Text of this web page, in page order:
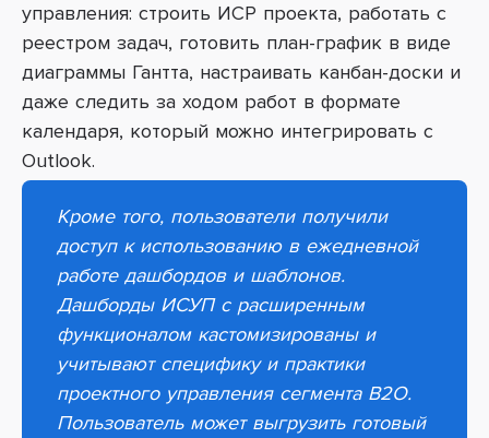
управления: строить ИСР проекта, работать с
реестром задач, готовить план-график в виде
диаграммы Гантта, настраивать канбан-доски и
даже следить за ходом работ в формате
календаря, который можно интегрировать с
Outlook.
Кроме того, пользователи получили
доступ к использованию в ежедневной
работе дашбордов и шаблонов.
Дашборды ИСУП с расширенным
функционалом кастомизированы и
учитывают специфику и практики
проектного управления сегмента B2O.
Пользователь может выгрузить готовый